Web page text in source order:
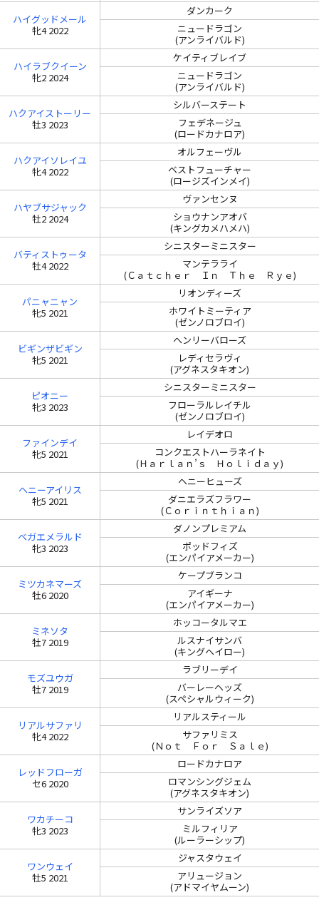
ハイグッドメール
牝4 2022
ダンカーク
ニュードラゴン
(アンライバルド)
ハイラブクイーン
牝2 2024
ケイティブレイブ
ニュードラゴン
(アンライバルド)
ハクアイストーリー
牡3 2023
シルバーステート
フェデネージュ
(ロードカナロア)
ハクアイソレイユ
牝4 2022
オルフェーヴル
ベストフューチャー
(ロージズインメイ)
ハヤブサジャック
牡2 2024
ヴァンセンヌ
ショウナンアオバ
(キングカメハメハ)
バティストゥータ
牡4 2022
シニスターミニスター
マンテラライ
(Ｃａｔｃｈｅｒ Ｉｎ Ｔｈｅ Ｒｙｅ)
パニャニャン
牝5 2021
リオンディーズ
ホワイトミーティア
(ゼンノロブロイ)
ビギンザビギン
牝5 2021
ヘンリーバローズ
レディセラヴィ
(アグネスタキオン)
ピオニー
牝3 2023
シニスターミニスター
フローラルレイチル
(ゼンノロブロイ)
ファインデイ
牝5 2021
レイデオロ
コンクエストハーラネイト
(Ｈａｒｌａｎ’ｓ Ｈｏｌｉｄａｙ)
ヘニーアイリス
牝5 2021
ヘニーヒューズ
ダニエラズフラワー
(Ｃｏｒｉｎｔｈｉａｎ)
ベガエメラルド
牝3 2023
ダノンプレミアム
ポッドフィズ
(エンパイアメーカー)
ミツカネマーズ
牡6 2020
ケープブランコ
アイギーナ
(エンパイアメーカー)
ミネソタ
牡7 2019
ホッコータルマエ
ルスナイサンバ
(キングヘイロー)
モズユウガ
牡7 2019
ラブリーデイ
バーレーヘッズ
(スペシャルウィーク)
リアルサファリ
牝4 2022
リアルスティール
サファリミス
(Ｎｏｔ Ｆｏｒ Ｓａｌｅ)
レッドフローガ
セ6 2020
ロードカナロア
ロマンシングジェム
(アグネスタキオン)
ワカチーコ
牝3 2023
サンライズソア
ミルフィリア
(ルーラーシップ)
ワンウェイ
牡5 2021
ジャスタウェイ
アリュージョン
(アドマイヤムーン)